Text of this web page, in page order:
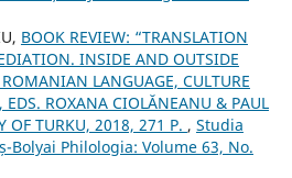
BOOK REVIEW: “TRANSLATION
INSIDE AND OUTSIDE
ROMANIAN LANGUAGE, CULTURE
EDS. ROXANA CIOLĂNEANU & PAUL
OF TURKU, 2018, 271 P. , Studia
Bolyai Philologia: Volume 63, No.